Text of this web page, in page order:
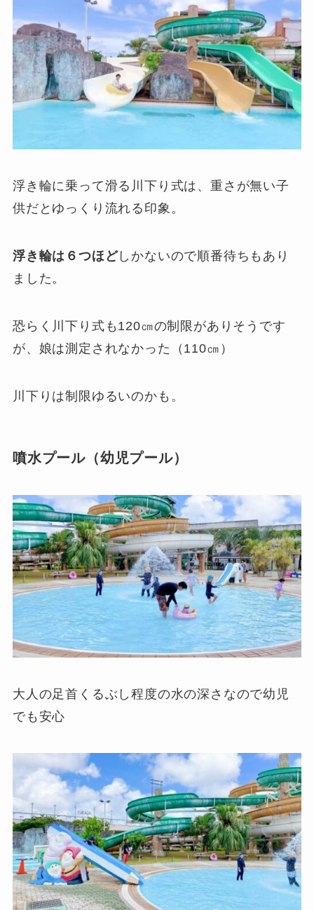
浮き輪に乗って滑る川下り式は、重さが無い子
供だとゆっくり流れる印象。
浮き輪は６つほどしかないので順番待ちもあり
ました。
恐らく川下り式も120㎝の制限がありそうです
が、娘は測定されなかった（110㎝）
川下りは制限ゆるいのかも。
噴水プール（幼児プール）
大人の足首くるぶし程度の水の深さなので幼児
でも安心